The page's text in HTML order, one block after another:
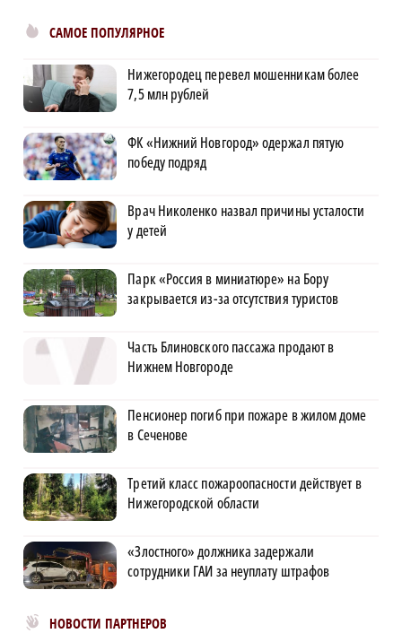
САМОЕ ПОПУЛЯРНОЕ
Нижегородец перевел мошенникам более
7,5 млн рублей
ФК «Нижний Новгород» одержал пятую
победу подряд
Врач Николенко назвал причины усталости
у детей
Парк «Россия в миниатюре» на Бору
закрывается из-за отсутствия туристов
Часть Блиновского пассажа продают в
Нижнем Новгороде
Пенсионер погиб при пожаре в жилом доме
в Сеченове
Третий класс пожароопасности действует в
Нижегородской области
«Злостного» должника задержали
сотрудники ГАИ за неуплату штрафов
НОВОСТИ ПАРТНЕРОВ
Новости МирТесен